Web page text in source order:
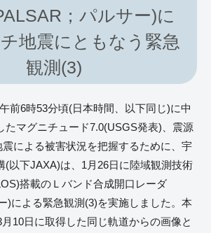
；パルサー)に
地震にともなう緊急
観測(3)
前6時53分頃(日本時間、以下同じ)に中
たマグニチュード7.0(USGS発表)、震源
による被害状況を把握するために、宇
(以下JAXA)は、1月26日に陸域観測技術
搭載のＬバンド合成開口レーダ
)による緊急観測(3)を実施しました。本
10日に取得した同じ軌道からの画像と